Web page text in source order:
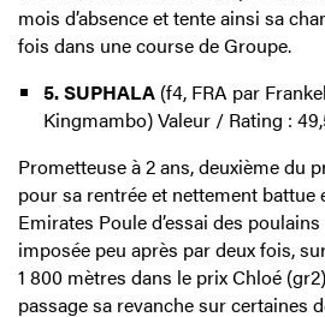
mois d’absence et tente ainsi sa
fois dans une course de Groupe.
5. SUPHALA(f4, FRA par
Kingmambo) Valeur / Rating :
Prometteuse à 2 ans, deuxième du
pour sa rentrée et nettement battue
Emirates Poule d’essai des poulains
imposée peu après par deux fois,
1 800 mètres dans le prix Chloé
passage sa revanche sur certaines